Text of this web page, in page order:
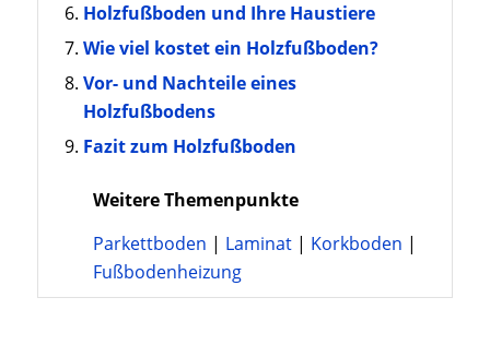
Holzfußboden und Ihre Haustiere
Wie viel kostet ein Holzfußboden?
Vor- und Nachteile eines
Holzfußbodens
Fazit zum Holzfußboden
Weitere Themenpunkte
Parkettboden | Laminat| Korkboden |
Fußbodenheizung